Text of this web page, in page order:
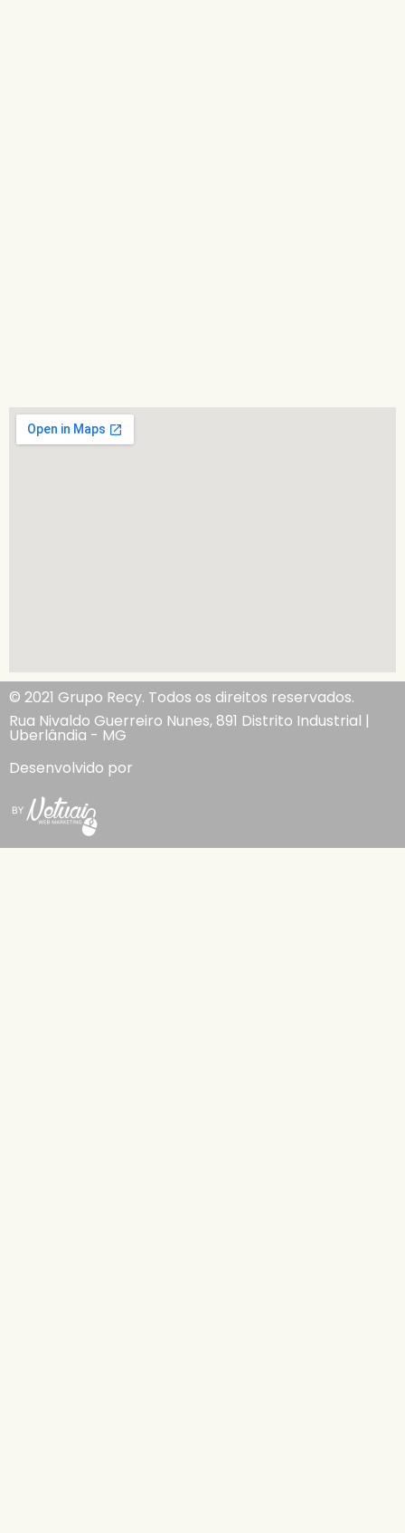
© 2021 Grupo Recy. Todos os direitos reservados.
Rua Nivaldo Guerreiro Nunes, 891 Distrito Industrial |
Uberlândia - MG
Desenvolvido por